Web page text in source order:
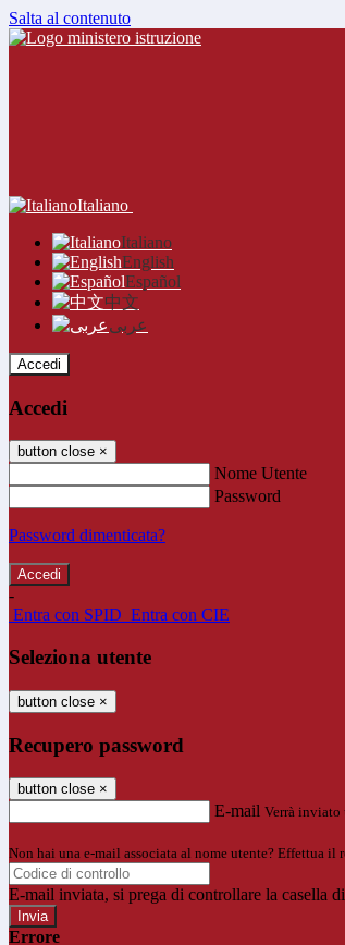
Salta al contenuto
Italiano
Italiano
English
Español
中文
عربى
Accedi
Accedi
button close ×
Nome Utente
Password
Password dimenticata?
-
Entra con SPID Entra con CIE
Seleziona utente
button close ×
Recupero password
button close ×
E-mail Verrà inviato
Non hai una e-mail associata al nome utente? Effettua il
E-mail inviata, si prega di controllare la casella
Errore